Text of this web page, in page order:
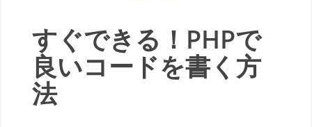
すぐできる！PHPで
良いコードを書く方
法